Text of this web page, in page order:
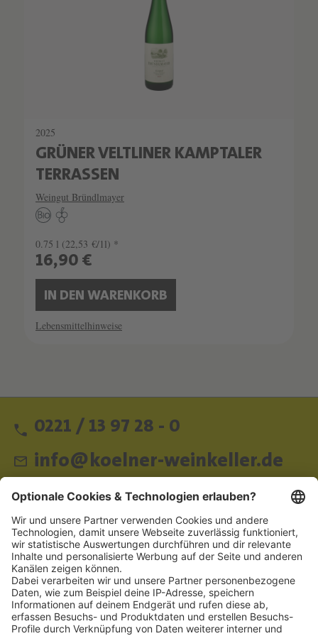
2025
GRÜNER VELTLINER KAMPTALER
TERRASSEN
Weingut Bründlmayer
0.75 l (22,53 €/1l) *
16,90 €
IN DEN WARENKORB
Lebensmittelhinweise
0221 / 13 97 28 - 0
info@koelner-weinkeller.de
Schnellzugriff
ZAHLUNGSMETHODEN
SOCIAL